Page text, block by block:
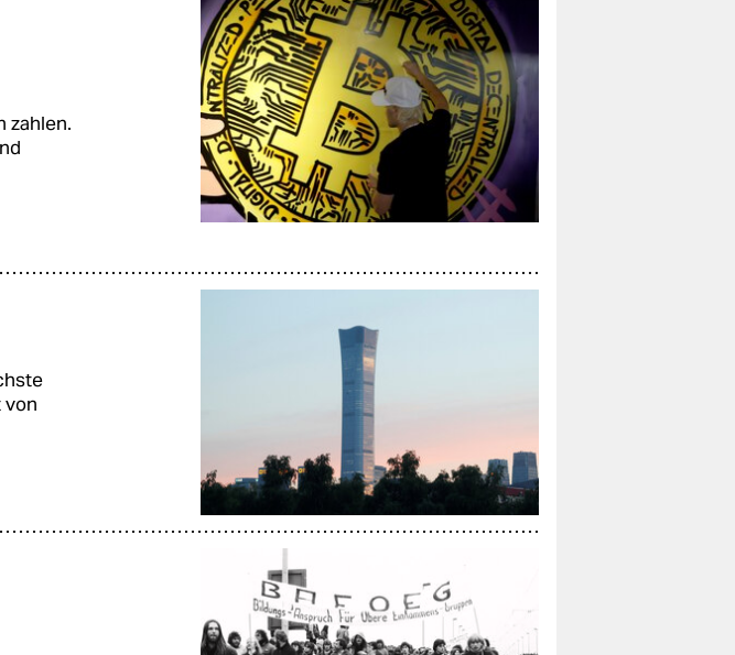
zahlen.
von